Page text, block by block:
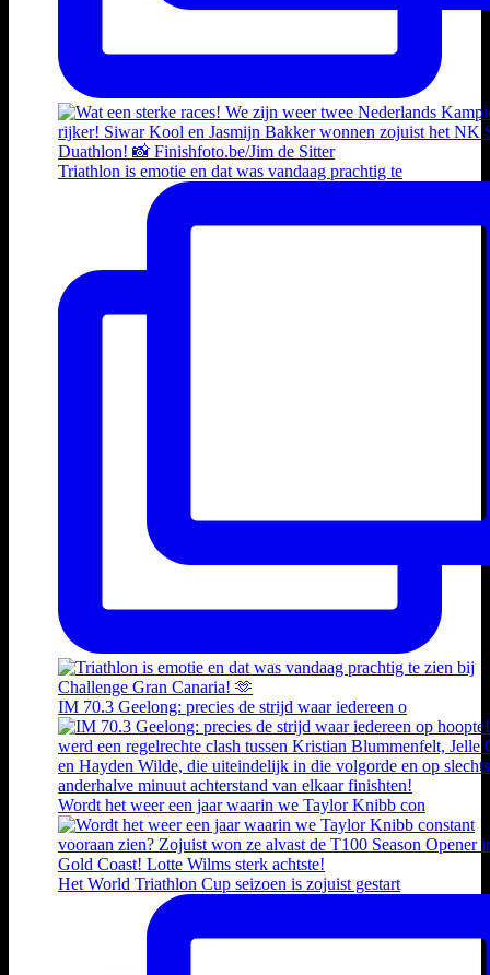
Triathlon is emotie en dat was vandaag prachtig te
IM 70.3 Geelong: precies de strijd waar iedereen o
Wordt het weer een jaar waarin we Taylor Knibb con
Het World Triathlon Cup seizoen is zojuist gestart